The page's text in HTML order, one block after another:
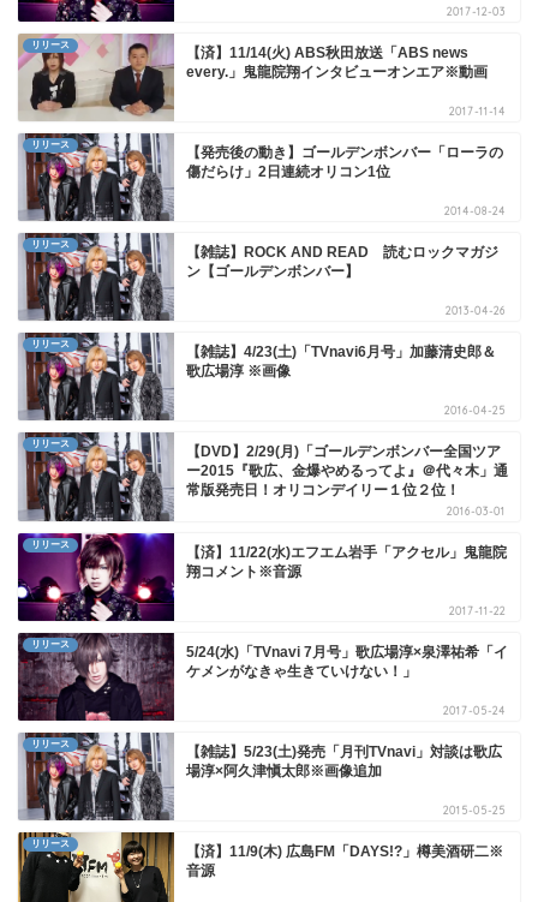
2017-12-03
リリース
【済】11/14(火) ABS秋田放送「ABS news
every.」鬼龍院翔インタビューオンエア※動画
2017-11-14
リリース
【発売後の動き】ゴールデンボンバー「ローラの
傷だらけ」2日連続オリコン1位
2014-08-24
リリース
【雑誌】ROCK AND READ 読むロックマガジ
ン【ゴールデンボンバー】
2013-04-26
リリース
【雑誌】4/23(土)「TVnavi6月号」加藤清史郎＆
歌広場淳 ※画像
2016-04-25
リリース
【DVD】2/29(月)「ゴールデンボンバー全国ツア
ー2015『歌広、金爆やめるってよ』＠代々木」通
常版発売日！オリコンデイリー１位２位！
2016-03-01
リリース
【済】11/22(水)エフエム岩手「アクセル」鬼龍院
翔コメント※音源
2017-11-22
リリース
5/24(水)「TVnavi 7月号」歌広場淳×泉澤祐希「イ
ケメンがなきゃ生きていけない！」
2017-05-24
リリース
【雑誌】5/23(土)発売「月刊TVnavi」対談は歌広
場淳×阿久津愼太郎※画像追加
2015-05-25
リリース
【済】11/9(木) 広島FM「DAYS!?」樽美酒研二※
音源